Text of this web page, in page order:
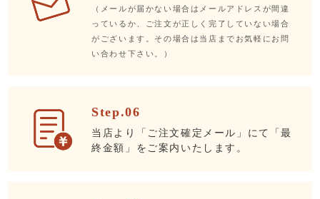
（メールが届かない場合はメールアドレスが間違
っているか、ご注文が正しく完了していない場合
がございます。その場合は当店までお気軽にお問
い合わせ下さい。）
Step.06
当店より「ご注文確定メール」にて「最
終金額」をご案内いたします。